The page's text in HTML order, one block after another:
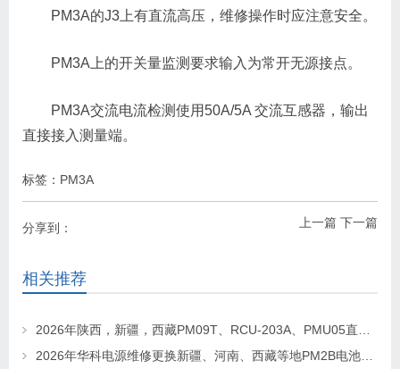
PM3A的J3上有直流高压，维修操作时应注意安全。
PM3A上的开关量监测要求输入为常开无源接点。
PM3A交流电流检测使用50A/5A 交流互感器，输出
直接接入测量端。
标签： PM3A
上一篇 下一篇
分享到：
相关推荐
2026年陕西，新疆，西藏PM09T、RCU-203A、PMU05直流屏监控维修及更换请联系华科电源
2026年华科电源维修更换新疆、河南、西藏等地PM2B电池巡检单元，PM2J绝缘检测单元、PSM-T07E 监控